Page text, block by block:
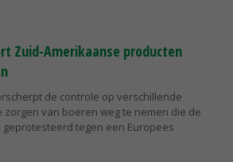
Zuid-Amerikaanse producten
de controle op verschillende
van boeren weg te nemen die de
tegen een Europees